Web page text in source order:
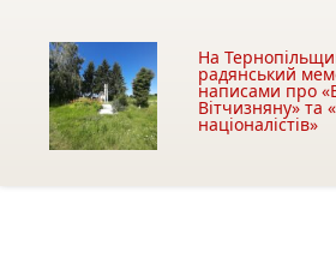
На
радянський
написами про
Вітчизняну» та
націоналістів»